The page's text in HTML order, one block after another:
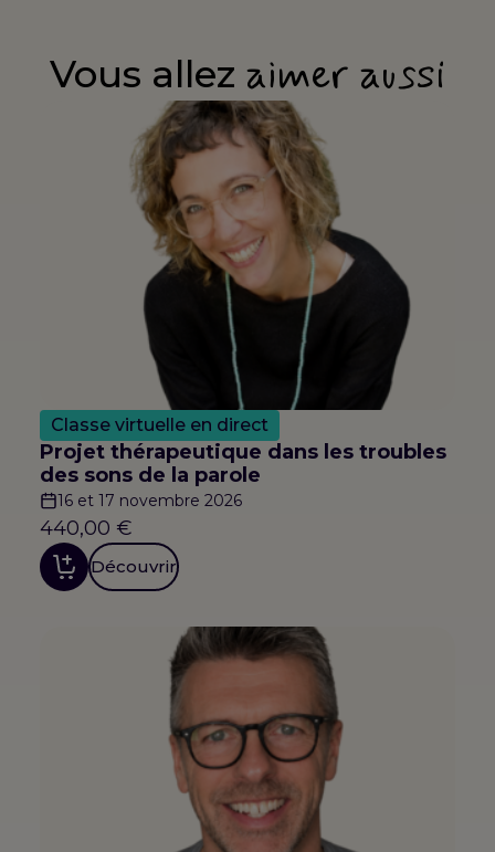
Vous allez aimer aussi
Classe virtuelle en direct
Projet thérapeutique dans les troubles
des sons de la parole
16 et 17 novembre 2026
440,00 €
Découvrir